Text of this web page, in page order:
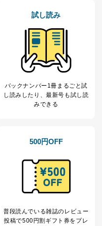
試し読み
バックナンバー1冊まるごと試
し読み したり、最新号も試し読
みできる
500円OFF
普段読んでいる雑誌のレビュー
投稿で500円割ギフト券をプレ